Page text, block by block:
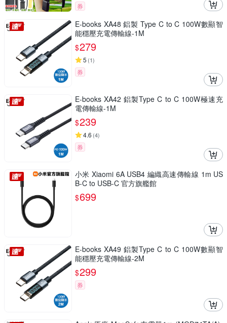
券
E-books XA48 鋁製 Type C to C 100W數顯智
能穩壓充電傳輸線-1M
$279
5 (1)
券
E-books XA42 鋁製Type C to C 100W極速充
電傳輸線-1M
$239
4.6 (4)
券
小米 Xiaomi 6A USB4 編織高速傳輸線 1m US
B-C to USB-C 官方旗艦館
$699
E-books XA49 鋁製Type C to C 100W數顯智
能穩壓充電傳輸線-2M
$299
券